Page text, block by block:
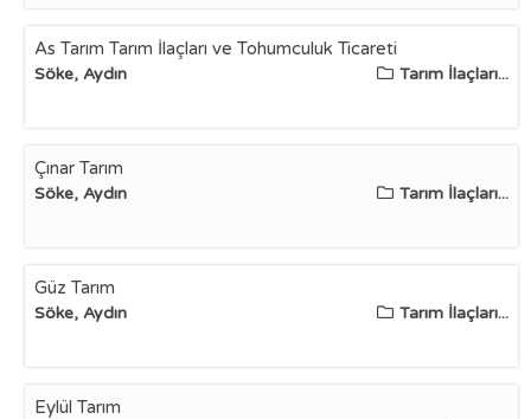
As Tarım Tarım İlaçları ve Tohumculuk Ticareti
Söke, Aydın Tarım İlaçları...
Çınar Tarım
Söke, Aydın Tarım İlaçları...
Güz Tarım
Söke, Aydın Tarım İlaçları...
Eylül Tarım